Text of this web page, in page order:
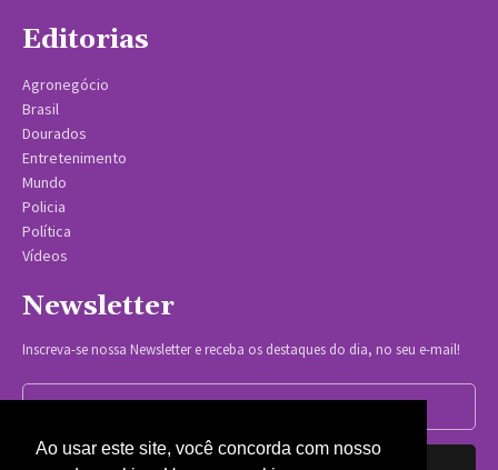
Editorias
Agronegócio
Brasil
Dourados
Entretenimento
Mundo
Policia
Política
Vídeos
Newsletter
Inscreva-se nossa Newsletter e receba os destaques do dia, no seu e-mail!
Ao usar este site, você concorda com nosso